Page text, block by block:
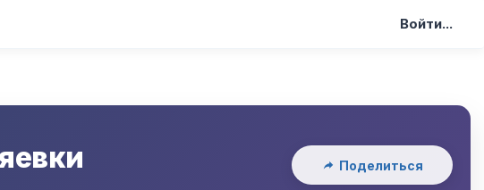
Войти...
Поделиться